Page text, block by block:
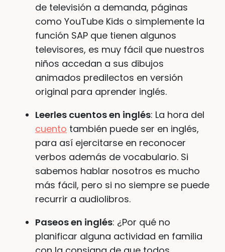
de televisión a demanda, páginas
como YouTube Kids o simplemente la
función SAP que tienen algunos
televisores, es muy fácil que nuestros
niños accedan a sus dibujos
animados predilectos en versión
original para aprender inglés.
Leerles cuentos en inglés: La hora del
cuento también puede ser en inglés,
para así ejercitarse en reconocer
verbos además de vocabulario. Si
sabemos hablar nosotros es mucho
más fácil, pero si no siempre se puede
recurrir a audiolibros.
Paseos en inglés: ¿Por qué no
planificar alguna actividad en familia